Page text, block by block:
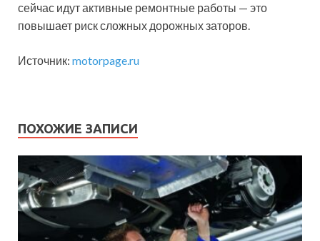
сейчас идут активные ремонтные работы — это
повышает риск сложных дорожных заторов.
Источник: motorpage.ru
ПОХОЖИЕ ЗАПИСИ